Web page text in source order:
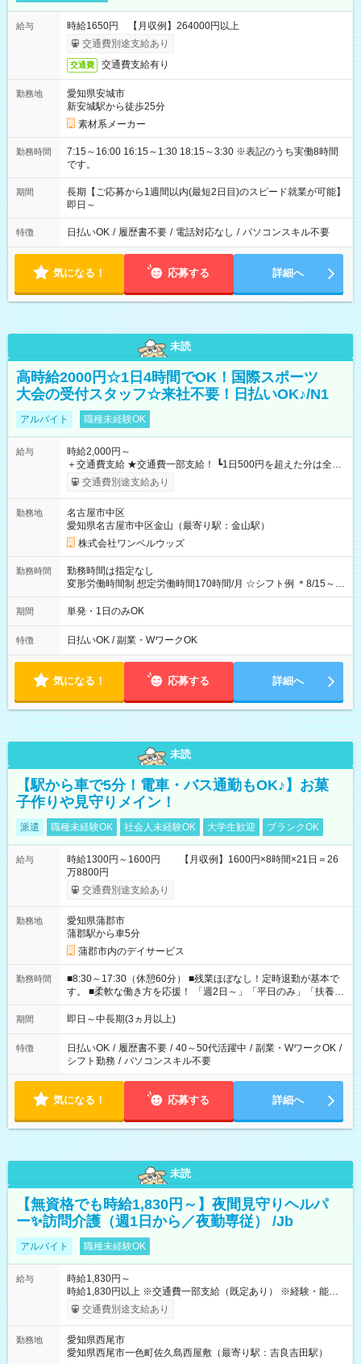
給与
時給1650円 【月収例】264000円以上
交通費別途支給あり
交通費 交通費支給有り
勤務地
愛知県安城市
新安城駅から徒歩25分
素材系メーカー
勤務時間
7:15～16:00 16:15～1:30 18:15～3:30 ※表記のうち実働8時間
です。
期間
長期【ご応募から1週間以内(最短2日目)のスピード就業が可能】
即日～
特徴 日払いOK / 履歴書不要 / 電話対応なし / パソコンスキル不要
気になる！ 応募する 詳細へ
未読
高時給2000円☆1日4時間でOK！国際スポーツ
大会の受付スタッフ☆来社不要！日払いOK♪/N1
アルバイト 職種未経験OK
給与
時給2,000円～
＋交通費支給 ★交通費一部支給！ ┗1日500円を超えた分は全額
支給！ ※往復500円以内の方は自己負担となります ★日払い
OK！（規定あり） ┗働いたその日に現金GET♪ お仕事後はコン
期間なし
交通費別途支給あり
勤務地
名古屋市中区
愛知県名古屋市中区金山（最寄り駅：金山駅）
株式会社ワンベルウッズ
勤務時間
勤務時間は指定なし
変形労働時間制 想定労働時間170時間/月 ☆シフト例 ＊8/15～
10/26 全日共通 08：00～12：00 17：00～21：00 ＊8/31
～9/19のみ下記シフトもあります！ 12：00～16：00 ＊9/6～
00
期間 単発・1日のみOK
特徴 日払いOK / 副業・WワークOK
気になる！ 応募する 詳細へ
未読
【駅から車で5分！電車・バス通勤もOK♪】お菓
子作りや見守りメイン！
派遣 職種未経験OK 社会人未経験OK 大学生歓迎 ブランクOK
給与
時給1300円～1600円 【月収例】1600円×8時間×21日＝26
万8800円
交通費別途支給あり
勤務地
愛知県蒲郡市
蒲郡駅から車5分
蒲郡市内のデイサービス
勤務時間
■8:30～17:30（休憩60分） ■残業ほぼなし！定時退勤が基本で
す。 ■柔軟な働き方を応援！ 「週2日～」「平日のみ」「扶養内
勤務」など、あなたの生活に合わせた相談が可能。 無理な連勤
もありませんので、自分のペースを大切にしながら、長く安心
保できるため、主婦（夫）の方も無理なく続けていただけま
す。
期間 即日～中長期(3ヵ月以上)
特徴 日払いOK / 履歴書不要 / 40～50代活躍中 / 副業・WワークOK /
シフト勤務 / パソコンスキル不要
気になる！ 応募する 詳細へ
未読
【無資格でも時給1,830円～】夜間見守りヘルパ
ー✨訪問介護（週1日から／夜勤専従） /Jb
アルバイト 職種未経験OK
給与
時給1,830円～
時給1,830円以上 ※交通費一部支給（既定あり） ※経験・能力を
考慮して決定します 【収入例】 週1回勤務の場合：1,830円×8時
間×4回=5万8,560円 週3回勤務の場合：1,830円×8時間×12回
月 ※ 雇用形態と給与に、本採用時と異なる部分があります。 雇
用形態：本採用時と同じです。 給与：時給 1,570円以上
交通費別途支給あり
勤務地
愛知県西尾市
愛知県西尾市一色町佐久島西屋敷（最寄り駅：吉良吉田駅）